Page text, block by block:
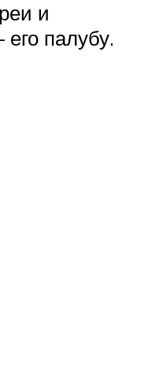
и
палубу.